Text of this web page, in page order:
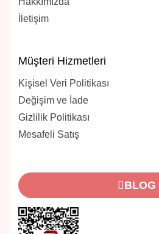
İletişim
Müşteri Hizmetleri
Kişisel Veri Politikası
Değişim ve İade
Gizlilik Politikası
Mesafeli Satış
BLOG